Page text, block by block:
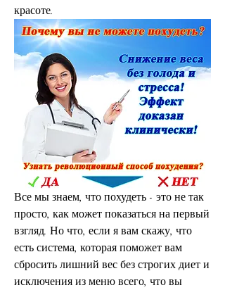
красоте.
Все мы знаем, что похудеть - это не так
просто, как может показаться на первый
взгляд. Но что, если я вам скажу, что
есть система, которая поможет вам
сбросить лишний вес без строгих диет и
исключения из меню всего, что вы